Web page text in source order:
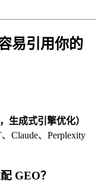
易引用你的
生成式引擎优化）
Claude、Perplexity
GEO？